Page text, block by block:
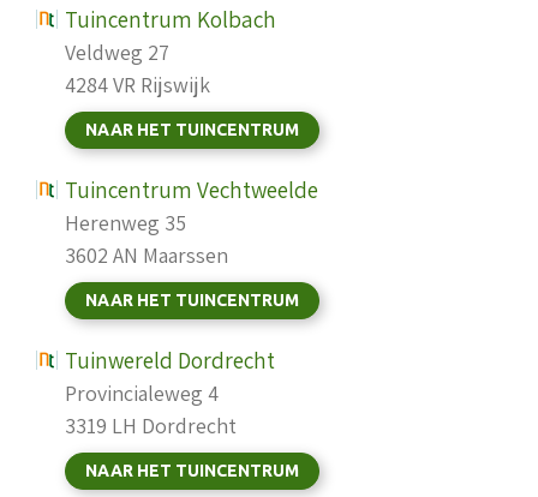
Tuincentrum Kolbach
Veldweg 27
4284 VR Rijswijk
NAAR HET TUINCENTRUM
Tuincentrum Vechtweelde
Herenweg 35
3602 AN Maarssen
NAAR HET TUINCENTRUM
Tuinwereld Dordrecht
Provincialeweg 4
3319 LH Dordrecht
NAAR HET TUINCENTRUM